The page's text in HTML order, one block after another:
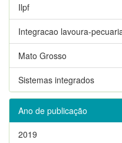
Ilpf
Integracao lavoura-
Mato Grosso
Sistemas integrados
Ano de publicação
2019